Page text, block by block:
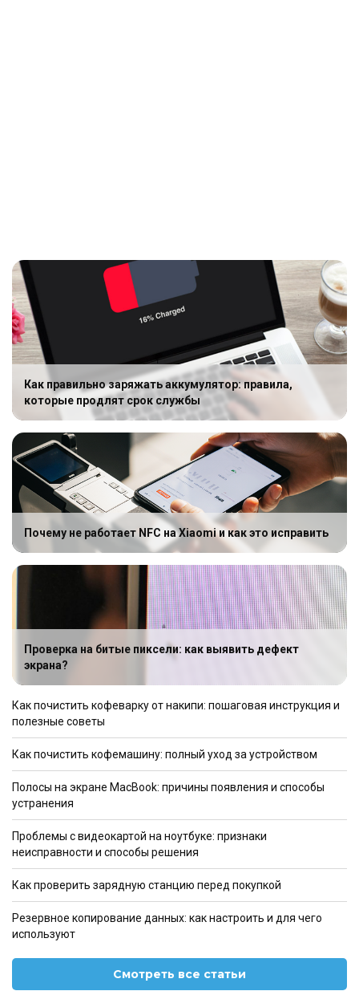
Как правильно заряжать аккумулятор: правила,
которые продлят срок службы
Почему не работает NFC на Xiaomi и как это исправить
Проверка на битые пиксели: как выявить дефект
экрана?
Как почистить кофеварку от накипи: пошаговая инструкция и
полезные советы
Как почистить кофемашину: полный уход за устройством
Полосы на экране MacBook: причины появления и способы
устранения
Проблемы с видеокартой на ноутбуке: признаки
неисправности и способы решения
Как проверить зарядную станцию перед покупкой
Резервное копирование данных: как настроить и для чего
используют
Смотреть все статьи